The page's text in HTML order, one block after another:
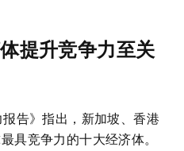
提升竞争力至关
报告》指出，新加坡、香港
具竞争力的十大经济体。